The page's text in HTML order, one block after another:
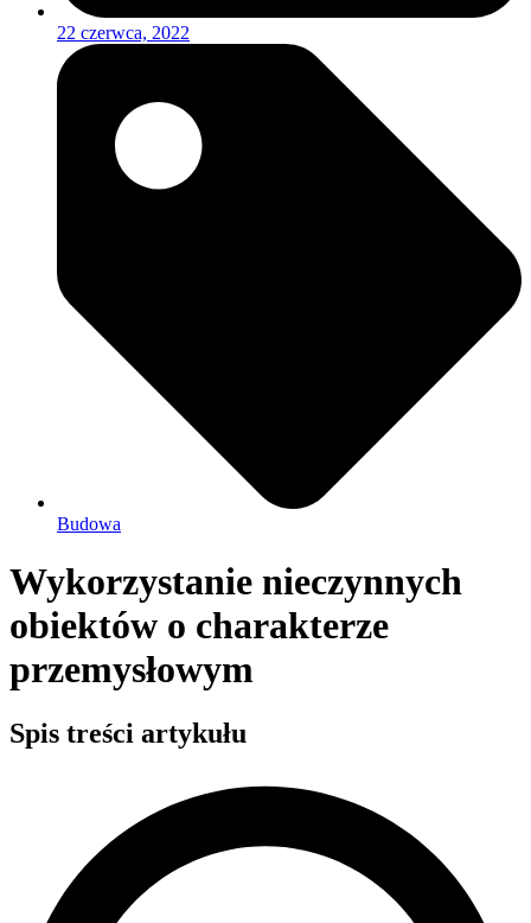
22 czerwca, 2022
Budowa
Wykorzystanie nieczynnych
obiektów o charakterze
przemysłowym
Spis treści artykułu